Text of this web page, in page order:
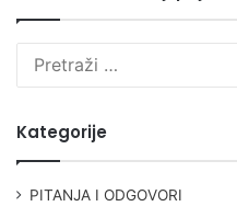
Kategorije
PITANJA I ODGOVORI